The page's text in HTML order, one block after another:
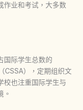
作业和考试，大多数
国际学生总数的
CSSA），定期组织文
校也注重国际学生与
。